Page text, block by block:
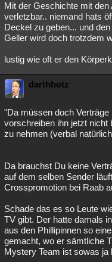
Mit der Geschichte mit
verletzbar.. niemand hats
Deckel zu geben... und
Geller wird doch trotzdem
lustig wie oft er den
darthhotz
"Da müssen doch
vorschreiben ihn jetzt nicht
zu nehmen (verbal
Da brauchst Du keine
auf dem selben Sender
Crosspromotion bei Raab
Schade das es so Leute
TV gibt. Der hatte damals
aus den Phillipinnen so
gemacht, wo er sämtliche
Mystery Team ist sowas ja